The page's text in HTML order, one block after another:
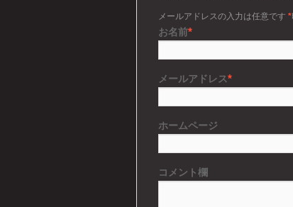
メールアドレスの入力は任意です *
お名前*
メールアドレス*
ホームページ
コメント欄